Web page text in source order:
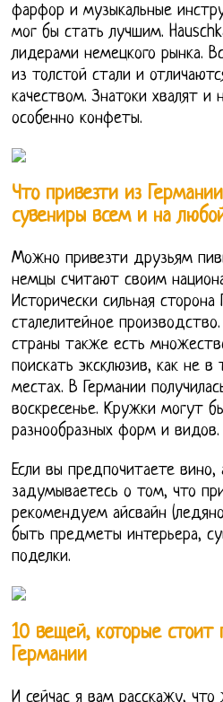
фарфор и музыкальные
мог бы стать лучшим.
лидерами немецкого рынка.
из толстой стали и
качеством. Знатоки хвалят и
особенно конфеты.
Что привезти из
сувениры всем и на
Можно привезти друзьям
немцы считают своим
Исторически сильная
сталелитейное
страны также есть
поискать эксклюзив, как не в
местах. В Германии
воскресенье. Кружки могут
разнообразных форм и видов.
Если вы предпочитаете вино,
задумываетесь о том, что
рекомендуем айсвайн
быть предметы интерьера,
поделки.
10 вещей, которые стоит
Германии
И сейчас я вам расскажу,